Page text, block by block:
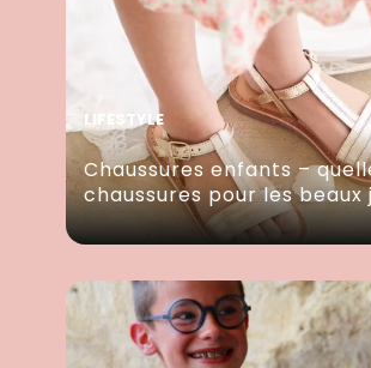
LIFESTYLE
Chaussures enfants –
chaussures pour les beaux